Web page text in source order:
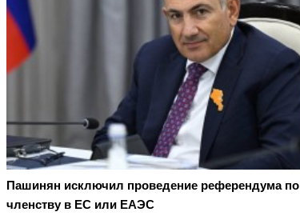
Пашинян исключил проведение референдума по
членству в ЕС или ЕАЭС